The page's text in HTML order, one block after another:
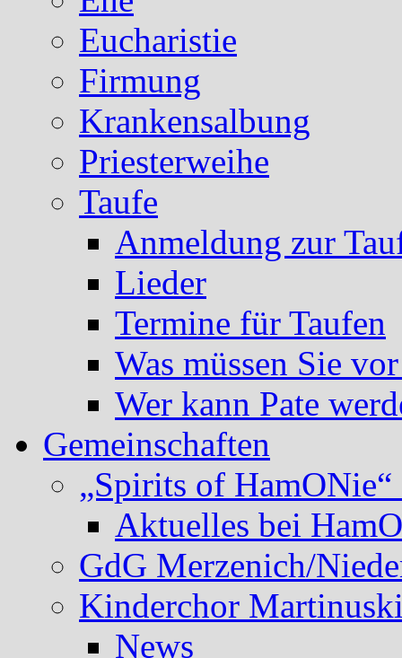
Eucharistie
Firmung
Krankensalbung
Priesterweihe
Taufe
Anmeldung zur
Lieder
Termine für Taufen
Was müssen Sie
Wer kann Pate
Gemeinschaften
„Spirits of HamONie“
Aktuelles bei
GdG Merzenich/
Kinderchor
News